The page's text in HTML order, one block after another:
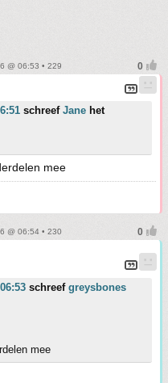
@ 06:53 • 229
schreef Jane het
mee
@ 06:54 • 230
schreef greysbones
mee